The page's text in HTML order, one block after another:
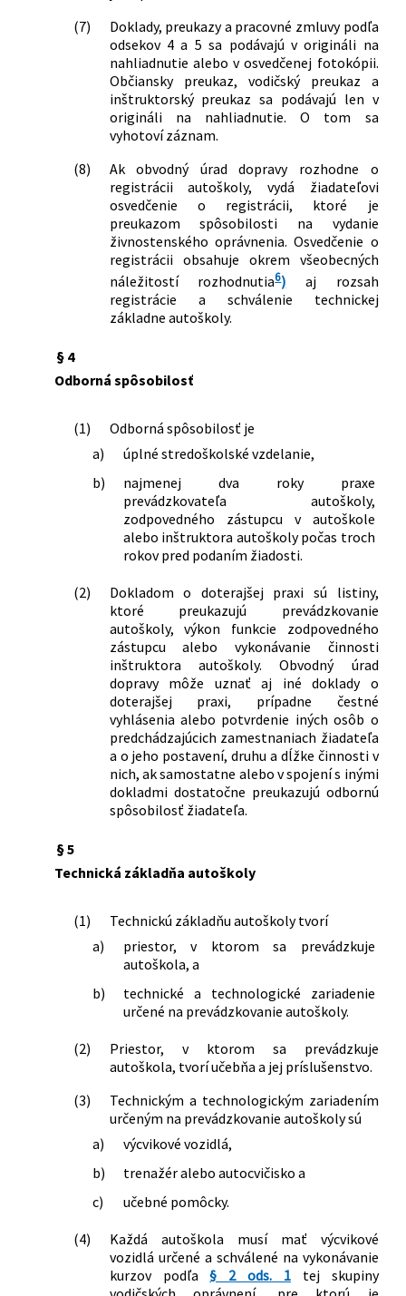
(7)
Doklady, preukazy a pracovné zmluvy podľa
odsekov 4 a 5 sa podávajú v origináli na
nahliadnutie alebo v osvedčenej fotokópii.
Občiansky preukaz, vodičský preukaz a
inštruktorský preukaz sa podávajú len v
origináli na nahliadnutie. O tom sa
vyhotoví záznam.
(8)
Ak obvodný úrad dopravy rozhodne o
registrácii autoškoly, vydá žiadateľovi
osvedčenie o registrácii, ktoré je
preukazom spôsobilosti na vydanie
živnostenského oprávnenia. Osvedčenie o
registrácii obsahuje okrem všeobecných
náležitostí rozhodnutia6) aj rozsah
registrácie a schválenie technickej
základne autoškoly.
§ 4
Odborná spôsobilosť
(1)
Odborná spôsobilosť je
a)
úplné stredoškolské vzdelanie,
b)
najmenej dva roky praxe
prevádzkovateľa autoškoly,
zodpovedného zástupcu v autoškole
alebo inštruktora autoškoly počas troch
rokov pred podaním žiadosti.
(2)
Dokladom o doterajšej praxi sú listiny,
ktoré preukazujú prevádzkovanie
autoškoly, výkon funkcie zodpovedného
zástupcu alebo vykonávanie činnosti
inštruktora autoškoly. Obvodný úrad
dopravy môže uznať aj iné doklady o
doterajšej praxi, prípadne čestné
vyhlásenia alebo potvrdenie iných osôb o
predchádzajúcich zamestnaniach žiadateľa
a o jeho postavení, druhu a dĺžke činnosti v
nich, ak samostatne alebo v spojení s inými
dokladmi dostatočne preukazujú odbornú
spôsobilosť žiadateľa.
§ 5
Technická základňa autoškoly
(1)
Technickú základňu autoškoly tvorí
a)
priestor, v ktorom sa prevádzkuje
autoškola, a
b)
technické a technologické zariadenie
určené na prevádzkovanie autoškoly.
(2)
Priestor, v ktorom sa prevádzkuje
autoškola, tvorí učebňa a jej príslušenstvo.
(3)
Technickým a technologickým zariadením
určeným na prevádzkovanie autoškoly sú
a)
výcvikové vozidlá,
b)
trenažér alebo autocvičisko a
c)
učebné pomôcky.
(4)
Každá autoškola musí mať výcvikové
vozidlá určené a schválené na vykonávanie
kurzov podľa§ 2 ods. 1tej skupiny